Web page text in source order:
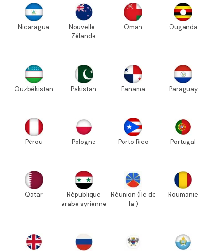
Nicaragua
Nouvelle-
Zélande
Oman Ouganda
Ouzbékistan Pakistan Panama Paraguay
Pérou Pologne Porto Rico Portugal
Qatar
République
arabe syrienne
Réunion (Île de
la )
Roumanie